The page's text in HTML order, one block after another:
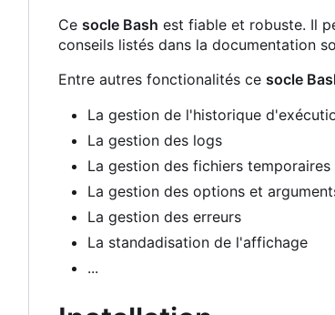
Ce socle Bash est fiable et robuste. Il
conseils listés dans la documentation
Entre autres fonctionalités ce socle
La gestion de l'historique
La gestion des logs
La gestion des fichiers temporaires
La gestion des options et
La gestion des erreurs
La standadisation de l'affichage
...